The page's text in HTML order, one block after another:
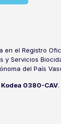
en el Registro
y Servicios
del País
Kodea 0380-CAV.